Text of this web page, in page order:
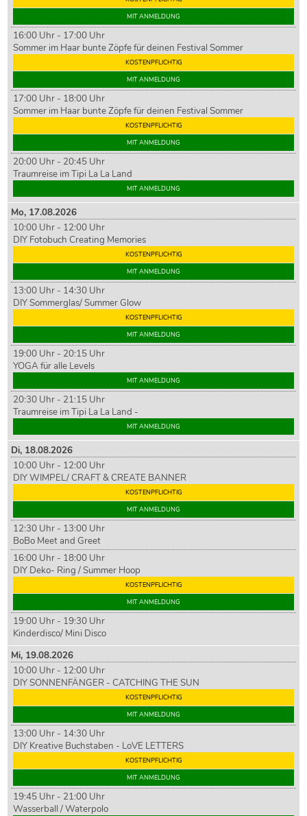
MIT ANMELDUNG
16:00 Uhr - 17:00 Uhr
Sommer im Haar bunte Zöpfe für deinen Festival Sommer
KOSTENPFLICHTIG
MIT ANMELDUNG
17:00 Uhr - 18:00 Uhr
Sommer im Haar bunte Zöpfe für deinen Festival Sommer
KOSTENPFLICHTIG
MIT ANMELDUNG
20:00 Uhr - 20:45 Uhr
Traumreise im Tipi La La Land
MIT ANMELDUNG
Mo, 17.08.2026
10:00 Uhr - 12:00 Uhr
DIY Fotobuch Creating Memories
KOSTENPFLICHTIG
MIT ANMELDUNG
13:00 Uhr - 14:30 Uhr
DIY Sommerglas/ Summer Glow
KOSTENPFLICHTIG
MIT ANMELDUNG
19:00 Uhr - 20:15 Uhr
YOGA für alle Levels
MIT ANMELDUNG
20:30 Uhr - 21:15 Uhr
Traumreise im Tipi La La Land -
MIT ANMELDUNG
Di, 18.08.2026
10:00 Uhr - 12:00 Uhr
DIY WIMPEL/ CRAFT & CREATE BANNER
KOSTENPFLICHTIG
MIT ANMELDUNG
12:30 Uhr - 13:00 Uhr
BoBo Meet and Greet
16:00 Uhr - 18:00 Uhr
DIY Deko- Ring / Summer Hoop
KOSTENPFLICHTIG
MIT ANMELDUNG
19:00 Uhr - 19:30 Uhr
Kinderdisco/ Mini Disco
Mi, 19.08.2026
10:00 Uhr - 12:00 Uhr
DIY SONNENFÄNGER - CATCHING THE SUN
KOSTENPFLICHTIG
MIT ANMELDUNG
13:00 Uhr - 14:30 Uhr
DIY Kreative Buchstaben - LoVE LETTERS
KOSTENPFLICHTIG
MIT ANMELDUNG
19:45 Uhr - 21:00 Uhr
Wasserball / Waterpolo